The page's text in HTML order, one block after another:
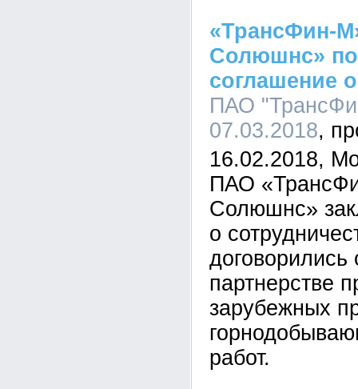
«ТрансФин-
Солюшнс»
соглашение
ПАО
07.03.2018
16.02.2018,
ПАО
Солюшнс»
о
договорились
партнерстве
зарубежных
работ.